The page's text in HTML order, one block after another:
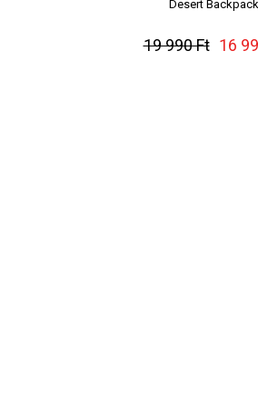
Desert Backpack
19 990 Ft 16